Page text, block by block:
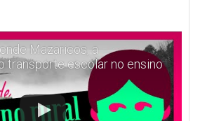
Mazaricos, a
transporte escolar no ensino